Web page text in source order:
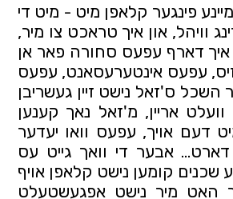
פינגער קלאפן מיט - מיט די
וויהל, און איך טראכט צו מיר,
איך דארף עפעס סחורה פאר אן
עפעס אינטערעסאנט, עפעס
השכל ס'זאל נישט זיין געשריבן
אריין, מ'זאל נאך קענען
דעם אויך, עפעס וואו יעדער
אבער די וואך גייט עס
שכנים קומען נישט קלאפן אויף
האט מיר נישט אפגעשטעלט